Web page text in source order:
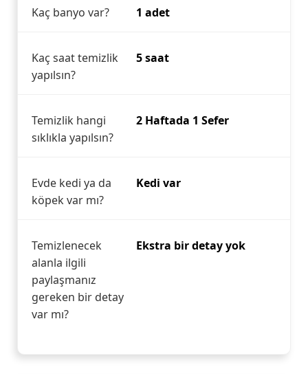
Kaç banyo var? 1 adet
Kaç saat temizlik
yapılsın?
5 saat
Temizlik hangi
sıklıkla yapılsın?
2 Haftada 1 Sefer
Evde kedi ya da
köpek var mı?
Kedi var
Temizlenecek
alanla ilgili
paylaşmanız
gereken bir detay
var mı?
Ekstra bir detay yok